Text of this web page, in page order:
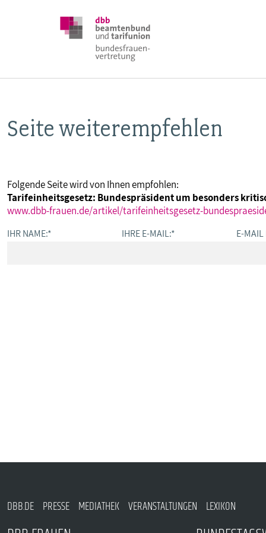
DBB FRAUEN
POSITIONEN
Seite weiterempfehlen
Folgende Seite wird von Ihnen empfohlen:
Tarifeinheitsgesetz: Bundespräsident um besonders
www.dbb-frauen.de/artikel/tarifeinheitsgesetz-
IHR NAME:* IHRE E-MAIL:* E-MAIL
DBB.DE PRESSE MEDIATHEK VERANSTALTUNGEN LEXIKON